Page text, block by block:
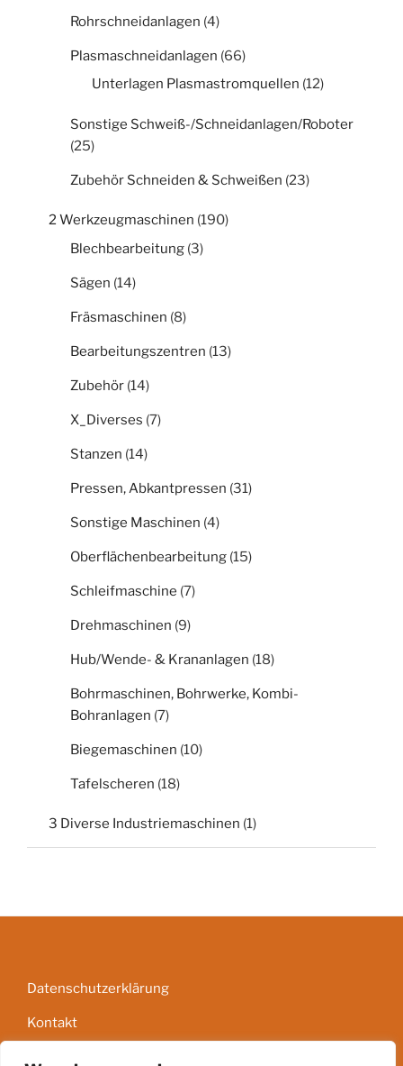
Rohrschneidanlagen (4)
Plasmaschneidanlagen (66)
Unterlagen Plasmastromquellen (12)
Sonstige Schweiß-/Schneidanlagen/Roboter
(25)
Zubehör Schneiden & Schweißen (23)
2 Werkzeugmaschinen (190)
Blechbearbeitung (3)
Sägen (14)
Fräsmaschinen (8)
Bearbeitungszentren (13)
Zubehör (14)
X_Diverses (7)
Stanzen (14)
Pressen, Abkantpressen (31)
Sonstige Maschinen (4)
Oberflächenbearbeitung (15)
Schleifmaschine (7)
Drehmaschinen (9)
Hub/Wende- & Krananlagen (18)
Bohrmaschinen, Bohrwerke, Kombi-
Bohranlagen (7)
Biegemaschinen (10)
Tafelscheren (18)
3 Diverse Industriemaschinen (1)
Datenschutzerklärung
Kontakt